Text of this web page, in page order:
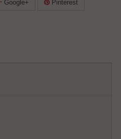
Google+ Pinterest